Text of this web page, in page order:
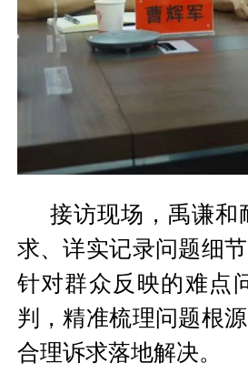
接访现场，禹谦和
求、详实记录问题细
针对群众反映的难点
判，精准梳理问题根
合理诉求落地解决。